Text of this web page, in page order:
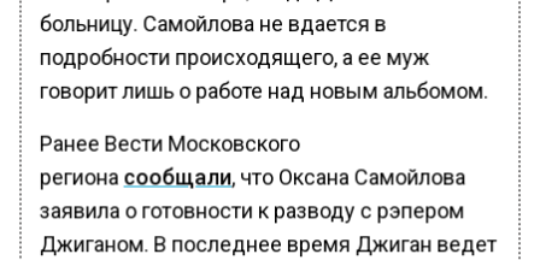
больницу. Самойлова не вдается в
подробности происходящего, а ее муж
говорит лишь о работе над новым альбомом.
Ранее Вести Московского
региона сообщали, что Оксана Самойлова
заявила о готовности к разводу с рэпером
Джиганом. В последнее время Джиган ведет